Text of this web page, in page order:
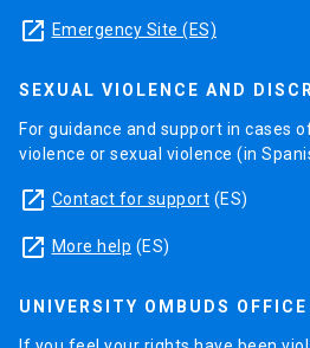
launch Emergency Site (ES)
SEXUAL VIOLENCE AND
For guidance and support in cases
violence or sexual violence (in
launch Contact for support (ES)
launch More help (ES)
UNIVERSITY OMBUDS OFFICE